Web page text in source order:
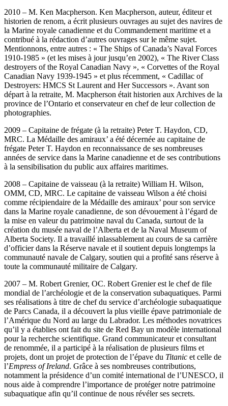
2010 – M. Ken Macpherson. Ken Macpherson, auteur, éditeur et
historien de renom, a écrit plusieurs ouvrages au sujet des navires de
la Marine royale canadienne et du Commandement maritime et a
contribué à la rédaction d’autres ouvrages sur le même sujet.
Mentionnons, entre autres : « The Ships of Canada’s Naval Forces
1910-1985 » (et les mises à jour jusqu’en 2002), « The River Class
destroyers of the Royal Canadian Navy », « Corvettes of the Royal
Canadian Navy 1939-1945 » et plus récemment, « Cadillac of
Destroyers: HMCS St Laurent and Her Successors ». Avant son
départ à la retraite, M. Macpherson était historien aux Archives de la
province de l’Ontario et conservateur en chef de leur collection de
photographies.
2009 – Capitaine de frégate (à la retraite) Peter T. Haydon, CD,
MRC. La Médaille des amiraux’ a été décernée au capitaine de
frégate Peter T. Haydon en reconnaissance de ses nombreuses
années de service dans la Marine canadienne et de ses contributions
à la sensibilisation du public aux affaires maritimes.
2008 – Capitaine de vaisseau (à la retraite) William H. Wilson,
OMM, CD, MRC. Le capitaine de vaisseau Wilson a été choisi
comme récipiendaire de la Médaille des amiraux’ pour son service
dans la Marine royale canadienne, de son dévouement à l’égard de
la mise en valeur du patrimoine naval du Canada, surtout de la
création du musée naval de l’Alberta et de la Naval Museum of
Alberta Society. Il a travaillé inlassablement au cours de sa carrière
d’officier dans la Réserve navale et il soutient depuis longtemps la
communauté navale de Calgary, soutien qui a profité sans réserve à
toute la communauté militaire de Calgary.
2007 – M. Robert Grenier, OC. Robert Grenier est le chef de file
mondial de l’archéologie et de la conservation subaquatiques. Parmi
ses réalisations à titre de chef du service d’archéologie subaquatique
de Parcs Canada, il a découvert la plus vieille épave patrimoniale de
l’Amérique du Nord au large du Labrador. Les méthodes novatrices
qu’il y a établies ont fait du site de Red Bay un modèle international
pour la recherche scientifique. Grand communicateur et consultant
de renommée, il a participé à la réalisation de plusieurs films et
projets, dont un projet de protection de l’épave du Titanic et celle de
l’Empress of Ireland. Grâce à ses nombreuses contributions,
notamment la présidence d’un comité international de l’UNESCO, il
nous aide à comprendre l’importance de protéger notre patrimoine
subaquatique afin qu’il continue de nous révéler ses secrets.